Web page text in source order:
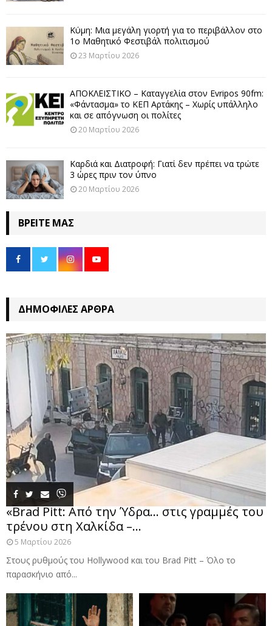
Κύμη: Μια μεγάλη γιορτή για το περιβάλλον στο
1ο Μαθητικό Φεστιβάλ πολιτισμού
23 Μαρτίου 2026
ΑΠΟΚΛΕΙΣΤΙΚΟ – Καταγγελία στον Evripos 90fm:
«Φάντασμα» το ΚΕΠ Αρτάκης – Χωρίς υπάλληλο
και σε απόγνωση οι πολίτες
20 Μαρτίου 2026
Καρδιά και Διατροφή: Γιατί δεν πρέπει να τρώτε
3 ώρες πριν τον ύπνο
20 Μαρτίου 2026
ΒΡΕΊΤΕ ΜΑΣ
ΔΗΜΟΦΙΛΈΣ ΆΡΘΡΑ
«Brad Pitt: Από την Ύδρα… στις γραμμές του
τρένου στη Χαλκίδα –...
5 Μαρτίου 2026
Στους ρυθμούς του Hollywood και του Brad Pitt – Όλο το
παρασκήνιο από...